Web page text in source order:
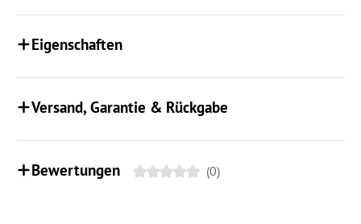
Eigenschaften
Versand, Garantie & Rückgabe
Bewertungen (0)